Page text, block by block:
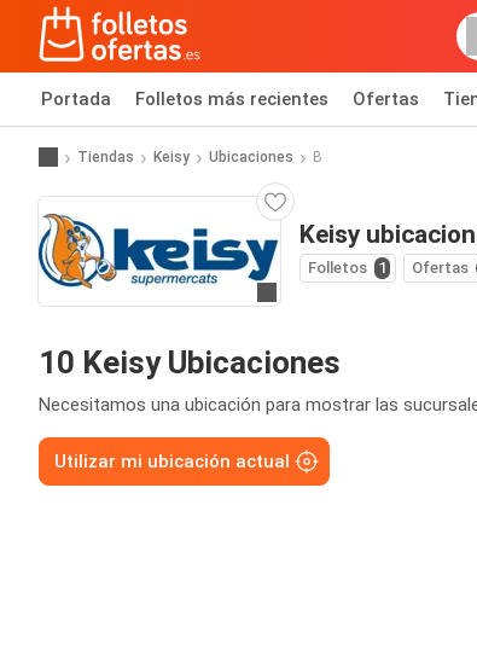
Portada Folletos más recientes Ofertas
Tiendas Keisy Ubicaciones B
Keisy
Folletos 1 Ofertas
10 Keisy Ubicaciones
Necesitamos una ubicación para mostrar las
Utilizar mi ubicación actual